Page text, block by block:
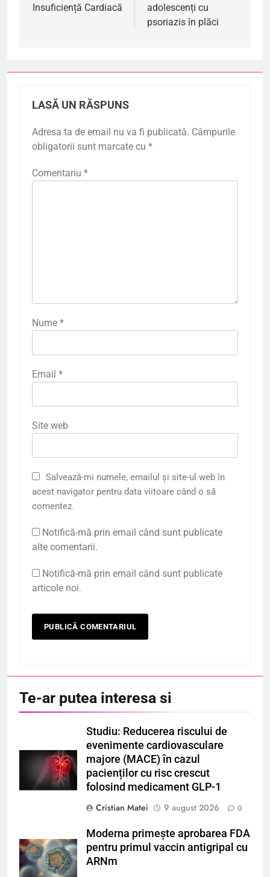
Insuficiență Cardiacă
adolescenți cu
psoriazis în plăci
LASĂ UN RĂSPUNS
Adresa ta de email nu va fi publicată. Câmpurile
obligatorii sunt marcate cu *
Comentariu *
Nume *
Email *
Site web
Salvează-mi numele, emailul și site-ul web în
acest navigator pentru data viitoare când o să
comentez.
Notifică-mă prin email când sunt publicate
alte comentarii.
Notifică-mă prin email când sunt publicate
articole noi.
Te-ar putea interesa si
Studiu: Reducerea riscului de
evenimente cardiovasculare
majore (MACE) în cazul
pacienților cu risc crescut
folosind medicament GLP-1
Cristian Matei
9 august 2026 0
Moderna primește aprobarea FDA
pentru primul vaccin antigripal cu
ARNm